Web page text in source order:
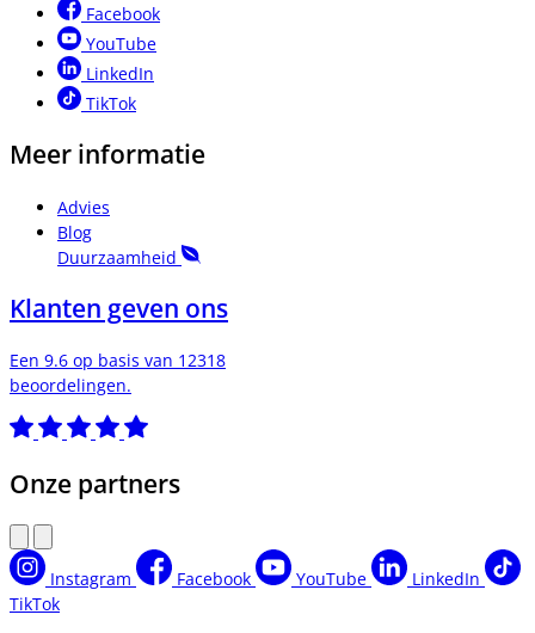
Facebook
YouTube
LinkedIn
TikTok
Meer informatie
Advies
Blog
Duurzaamheid
Klanten geven ons
Een 9.6 op basis van 12318
beoordelingen.
Onze partners
Instagram Facebook YouTube
LinkedIn
TikTok